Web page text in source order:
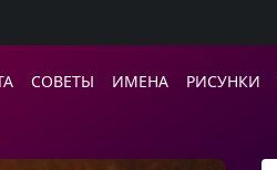
СОВЕТЫ ИМЕНА РИСУНКИ